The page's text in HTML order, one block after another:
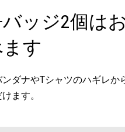
ッジ2個は
す
ダナやTシャツのハギレか
ます。